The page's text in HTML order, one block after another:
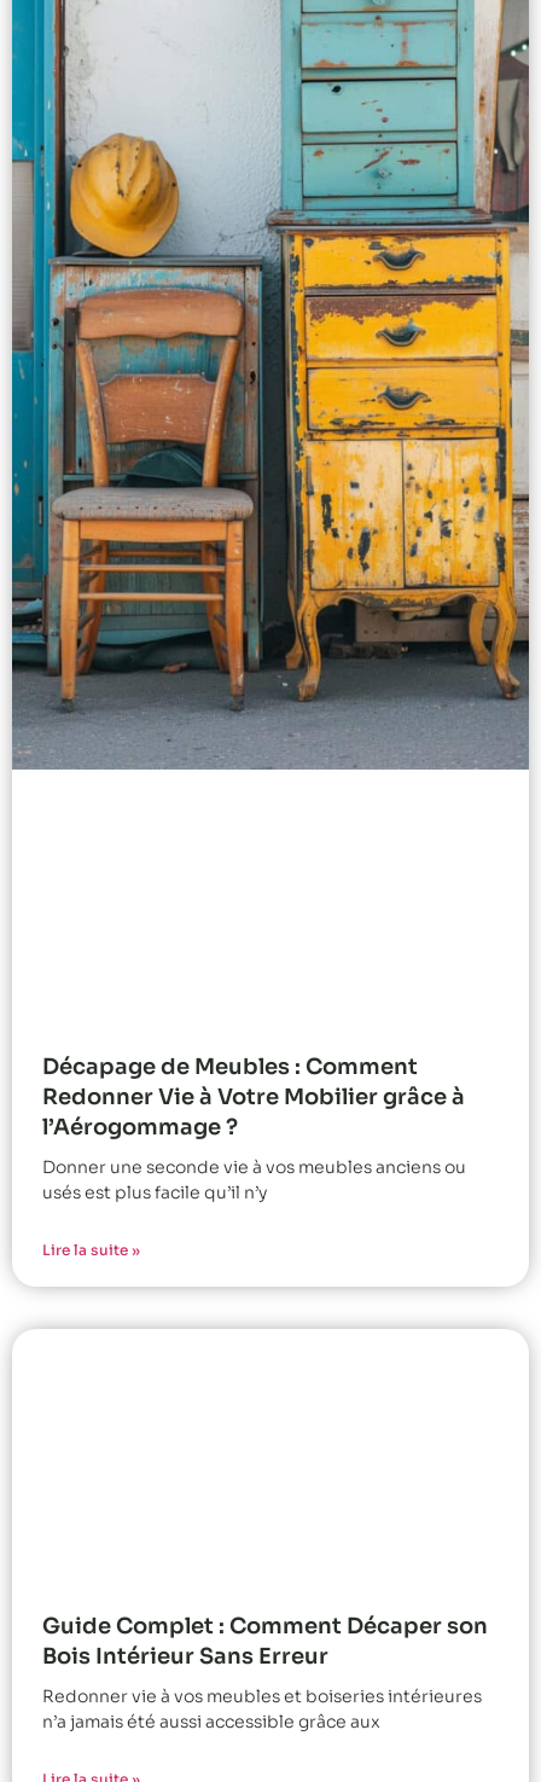
Décapage de Meubles : Comment
Redonner Vie à Votre Mobilier grâce à
l’Aérogommage ?
Donner une seconde vie à vos meubles anciens ou
usés est plus facile qu’il n’y
Lire la suite »
Guide Complet : Comment Décaper son
Bois Intérieur Sans Erreur
Redonner vie à vos meubles et boiseries intérieures
n’a jamais été aussi accessible grâce aux